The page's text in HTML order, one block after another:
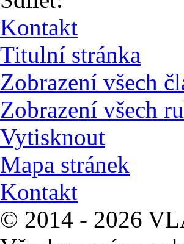
Kontakt
Titulní stránka
Zobrazení všech
Zobrazení všech
Vytisknout
Mapa stránek
Kontakt
© 2014 - 2026